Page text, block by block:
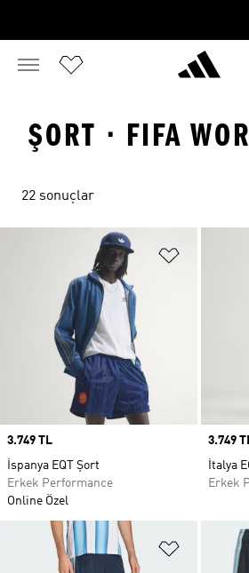
ŞORT · FIFA
22 sonuçlar
Favori
Price
3.749 TL
İspanya EQT Şort
Erkek Performance
Online Özel
Price
3.749
İtalya
Erkek
Favori